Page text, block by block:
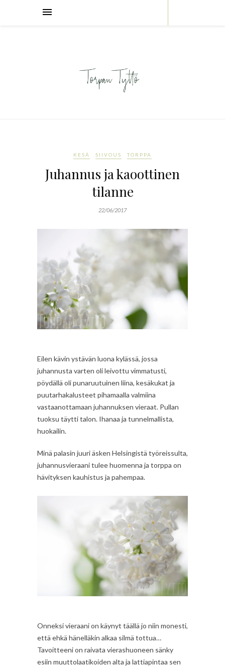
KESÄ SIIVOUS TORPPA
Juhannus ja kaoottinen
tilanne
22/06/2017
Eilen kävin ystävän luona kylässä, jossa
juhannusta varten oli leivottu vimmatusti,
pöydällä oli punaruutuinen liina, kesäkukat ja
puutarhakalusteet pihamaalla valmiina
vastaanottamaan juhannuksen vieraat. Pullan
tuoksu täytti talon. Ihanaa ja tunnelmallista,
huokailin.
Minä palasin juuri äsken Helsingistä työreissulta,
juhannusvieraani tulee huomenna ja torppa on
hävityksen kauhistus ja pahempaa.
Onneksi vieraani on käynyt täällä jo niin monesti,
että ehkä hänelläkin alkaa silmä tottua…
Tavoitteeni on raivata vierashuoneen sänky
esiin muuttolaatikoiden alta ja lattiapintaa sen